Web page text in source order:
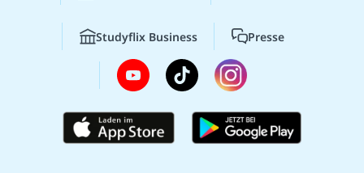
Studyflix Business Presse